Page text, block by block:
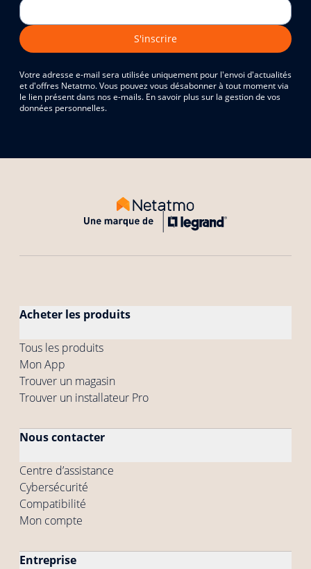
S'inscrire
Votre adresse e-mail sera utilisée uniquement pour l'envoi d'actualités
et d'offres Netatmo. Vous pouvez vous désabonner à tout moment via
le lien présent dans nos e-mails. En savoir plus sur la gestion de vos
données personnelles.
Acheter les produits
Tous les produits
Mon App
Trouver un magasin
Trouver un installateur Pro
Nous contacter
Centre d’assistance
Cybersécurité
Compatibilité
Mon compte
Entreprise